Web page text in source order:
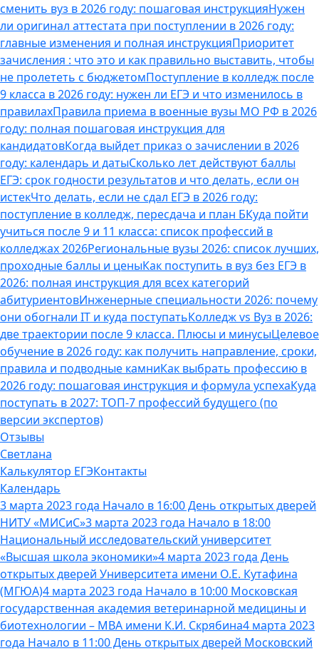
сменить вуз в 2026 году: пошаговая инструкцияНужен
ли оригинал аттестата при поступлении в 2026 году:
главные изменения и полная инструкцияПриоритет
зачисления : что это и как правильно выставить, чтобы
не пролететь с бюджетомПоступление в колледж после
9 класса в 2026 году: нужен ли ЕГЭ и что изменилось в
правилахПравила приема в военные вузы МО РФ в 2026
году: полная пошаговая инструкция для
кандидатовКогда выйдет приказ о зачислении в 2026
году: календарь и датыСколько лет действуют баллы
ЕГЭ: срок годности результатов и что делать, если он
истекЧто делать, если не сдал ЕГЭ в 2026 году:
поступление в колледж, пересдача и план БКуда пойти
учиться после 9 и 11 класса: список профессий в
колледжах 2026Региональные вузы 2026: список лучших,
проходные баллы и ценыКак поступить в вуз без ЕГЭ в
2026: полная инструкция для всех категорий
абитуриентовИнженерные специальности 2026: почему
они обогнали IT и куда поступатьКолледж vs Вуз в 2026:
две траектории после 9 класса. Плюсы и минусыЦелевое
обучение в 2026 году: как получить направление, сроки,
правила и подводные камниКак выбрать профессию в
2026 году: пошаговая инструкция и формула успехаКуда
поступать в 2027: ТОП-7 профессий будущего (по
версии экспертов)
Отзывы
Светлана
Калькулятор ЕГЭКонтакты
Календарь
3 марта 2023 года Начало в 16:00 День открытых дверей
НИТУ «МИСиС»3 марта 2023 года Начало в 18:00
Национальный исследовательский университет
«Высшая школа экономики»4 марта 2023 года День
открытых дверей Университета имени О.Е. Кутафина
(МГЮА)4 марта 2023 года Начало в 10:00 Московская
государственная академия ветеринарной медицины и
биотехнологии – МВА имени К.И. Скрябина4 марта 2023
года Начало в 11:00 День открытых дверей Московский